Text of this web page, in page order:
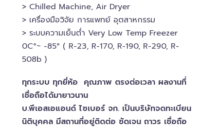
> Chilled​ Machine, Air Dryer
> เครื่องมือวิจัย การแพทย์​ อุตสาหกรรม
> ระบบความเย็นต่ำ Very Low Temp Freezer
0C°~ -​85° ( R-23, R-170, R-190, R-290, R-
508b )
ทุกระบบ ทุกยี่ห้อ คุณภาพ ตรงต่อเวลา ผลงานทึ่
เชื่อถือได้มายาวนาน
บ.พีเอสเอ​แอนด์ ไซเบอร์​ จก. เป็นบริษัทจดทะเบียน
นิติบุคคล​ มีสถานที่อยู่ติดต่อ ชัดเจน ถาวร เชื่อถือ